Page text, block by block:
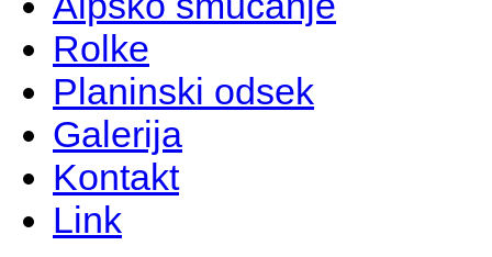
Rolke
Planinski odsek
Galerija
Kontakt
Link